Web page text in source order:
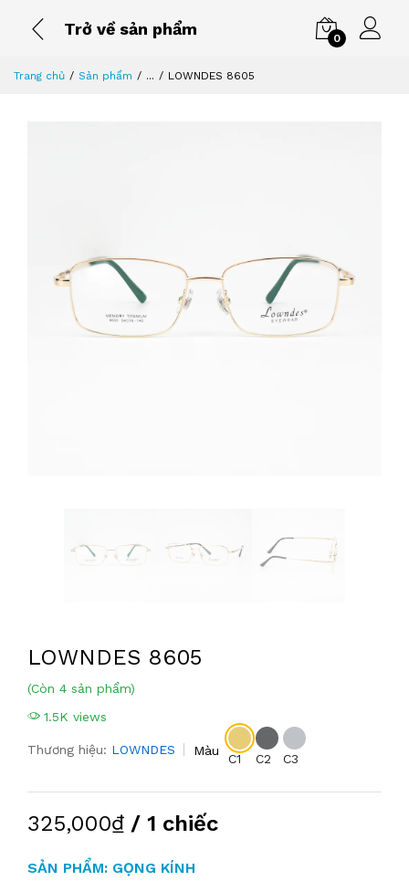
Trở về sản phẩm
0
Trang chủ Sản phẩm ... LOWNDES 8605
LOWNDES 8605
(Còn 4 sản phẩm)
1.5K views
Thương hiệu: LOWNDES Màu
C1 C2 C3
325,000₫ / 1 chiếc
SẢN PHẨM: GỌNG KÍNH